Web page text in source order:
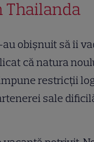
Thailanda
obișnuit să îi
că natura
restricții
sale